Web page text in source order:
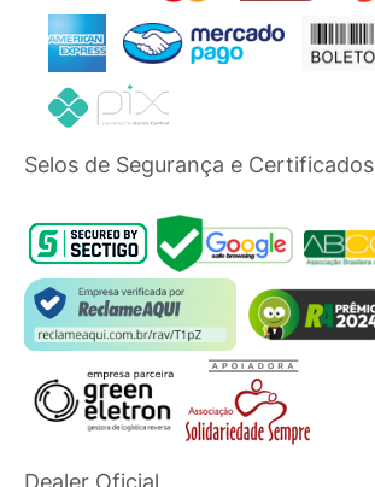
Selos de Segurança e Certificados
Dealer Oficial